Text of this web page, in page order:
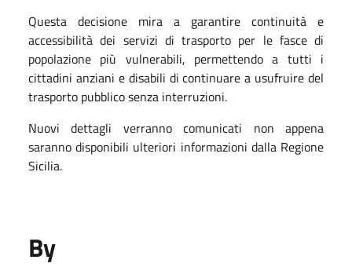
Questa decisione mira a garantire continuità e
accessibilità dei servizi di trasporto per le fasce di
popolazione più vulnerabili, permettendo a tutti i
cittadini anziani e disabili di continuare a usufruire del
trasporto pubblico senza interruzioni.
Nuovi dettagli verranno comunicati non appena
saranno disponibili ulteriori informazioni dalla Regione
Sicilia.
By